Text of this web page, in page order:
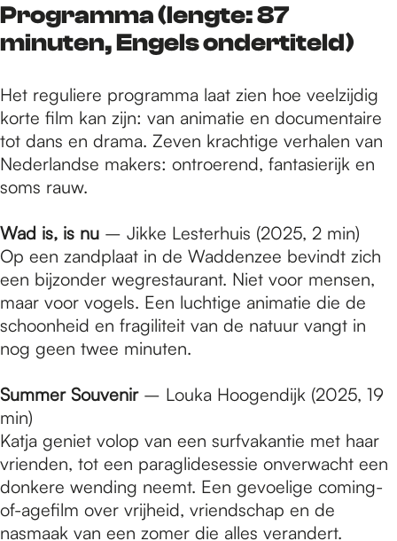
Programma(lengte: 87
minuten, Engels ondertiteld)
Het reguliere programma laat zien hoe veelzijdig
korte film kan zijn: van animatie en documentaire
tot dans en drama. Zeven krachtige verhalen van
Nederlandse makers: ontroerend, fantasierijk en
soms rauw.
Wad is, is nu – Jikke Lesterhuis (2025, 2 min)
Op een zandplaat in de Waddenzee bevindt zich
een bijzonder wegrestaurant. Niet voor mensen,
maar voor vogels. Een luchtige animatie die de
schoonheid en fragiliteit van de natuur vangt in
nog geen twee minuten.
Summer Souvenir– Louka Hoogendijk (2025, 19
min)
Katja geniet volop van een surfvakantie met haar
vrienden, tot een paraglidesessie onverwacht een
donkere wending neemt. Een gevoelige coming-
of-agefilm over vrijheid, vriendschap en de
nasmaak van een zomer die alles verandert.